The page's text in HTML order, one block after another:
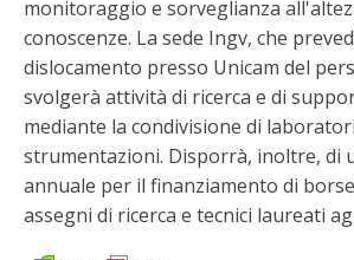
monitoraggio e sorveglianza
conoscenze. La sede Ingv, che
dislocamento presso Unicam del
svolgerà attività di ricerca e di
mediante la condivisione di
strumentazioni. Disporrà, inoltre, di
annuale per il finanziamento di
assegni di ricerca e tecnici laureati